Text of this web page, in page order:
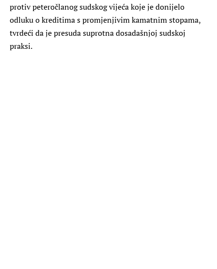
protiv peteročlanog sudskog vijeća koje je donijelo
odluku o kreditima s promjenjivim kamatnim stopama,
tvrdeći da je presuda suprotna dosadašnjoj sudskoj
praksi.